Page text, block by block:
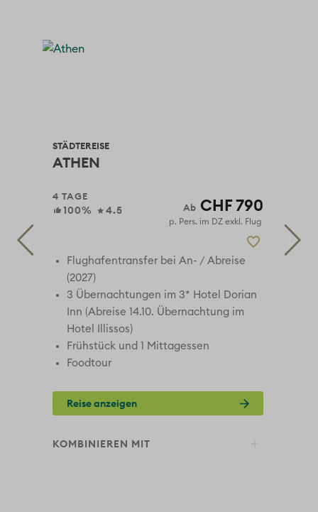
STÄDTEREISE
ATHEN
4 TAGE
100% 4.5 CHF 790
p. Pers. im DZ exkl. Flug
Flughafentransfer bei An- / Abreise
(2027)
3 Übernachtungen im 3* Hotel Dorian
Inn (Abreise 14.10. Übernachtung im
Hotel Illissos)
Frühstück und 1 Mittagessen
Foodtour
Reise anzeigen
KOMBINIEREN MIT